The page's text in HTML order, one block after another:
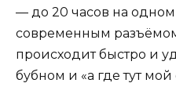
— до 20 часов на одном
современным
происходит быстро и
бубном и «а где тут